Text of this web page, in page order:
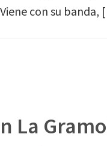
con su
La